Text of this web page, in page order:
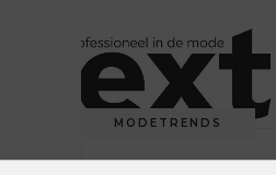
MODETRENDS